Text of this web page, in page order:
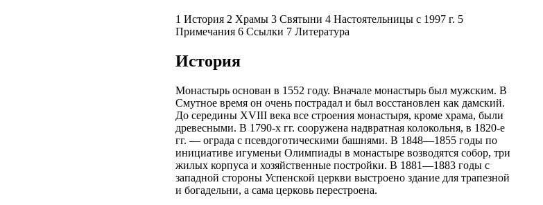
1 История 2 Храмы 3 Святыни 4 Настоятельницы с 1997 г. 5
Примечания 6 Ссылки 7 Литература
История
Монастырь основан в 1552 году. Вначале монастырь был мужским. В
Смутное время он очень пострадал и был восстановлен как дамский.
До середины XVIII века все строения монастыря, кроме храма, были
древесными. В 1790-х гг. сооружена надвратная колокольня, в 1820-е
гг. — ограда с псевдоготическими башнями. В 1848—1855 годы по
инициативе игуменьи Олимпиады в монастыре возводятся собор, три
жилых корпуса и хозяйственные постройки. В 1881—1883 годы с
западной стороны Успенской церкви выстроено здание для трапезной
и богадельни, а сама церковь перестроена.